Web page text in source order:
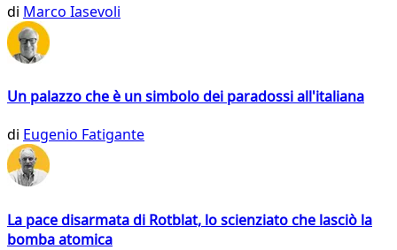
di Marco Iasevoli
Un palazzo che è un simbolo dei paradossi all'italiana
di Eugenio Fatigante
La pace disarmata di Rotblat, lo scienziato che lasciò la
bomba atomica